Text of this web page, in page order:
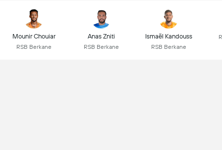
Mounir Chouiar
RSB Berkane
Anas Zniti
RSB Berkane
Ismaël Kandouss
RSB Berkane